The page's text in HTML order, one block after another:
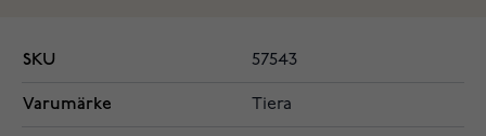
SKU 57543
Varumärke Tiera